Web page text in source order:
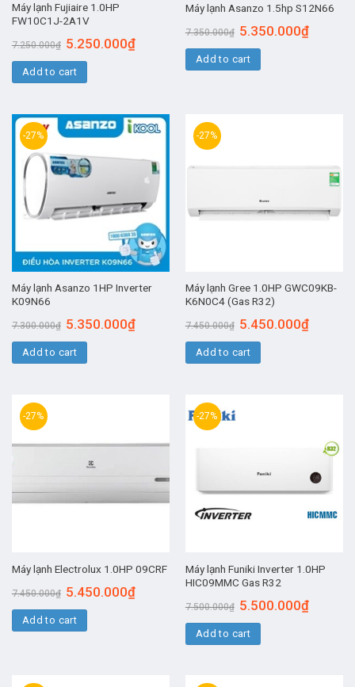
Máy lạnh Fujiaire 1.0HP
FW10C1J-2A1V
7.250.000₫ 5.250.000₫
Add to cart
Máy lạnh Asanzo 1.5hp S12N66
7.350.000₫ 5.350.000₫
Add to cart
-27%
Máy lạnh Asanzo 1HP Inverter
K09N66
7.300.000₫ 5.350.000₫
Add to cart
-27%
Máy lạnh Gree 1.0HP GWC09KB-
K6N0C4 (Gas R32)
7.450.000₫ 5.450.000₫
Add to cart
-27%
Máy lạnh Electrolux 1.0HP 09CRF
7.450.000₫ 5.450.000₫
Add to cart
-27%
Máy lạnh Funiki Inverter 1.0HP
HIC09MMC Gas R32
7.500.000₫ 5.500.000₫
Add to cart